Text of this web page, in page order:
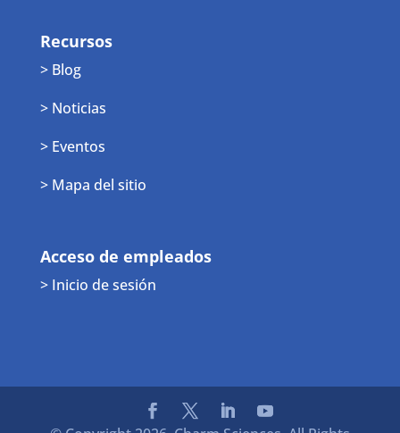
Recursos
> Blog
> Noticias
> Eventos
> Mapa del sitio
Acceso de empleados
> Inicio de sesión